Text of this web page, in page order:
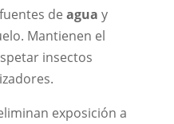
de agua y
Mantienen el
insectos
exposición a